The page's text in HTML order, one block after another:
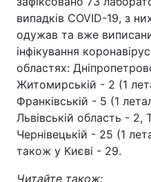
випадків COVID-19, з
одужав та вже
інфікування
областях:
Житомирській - 2 (1
Франківській - 5 (1
Львівській область - 2,
Чернівецькій - 25 (1
також у Києві - 29.
Читайте також: